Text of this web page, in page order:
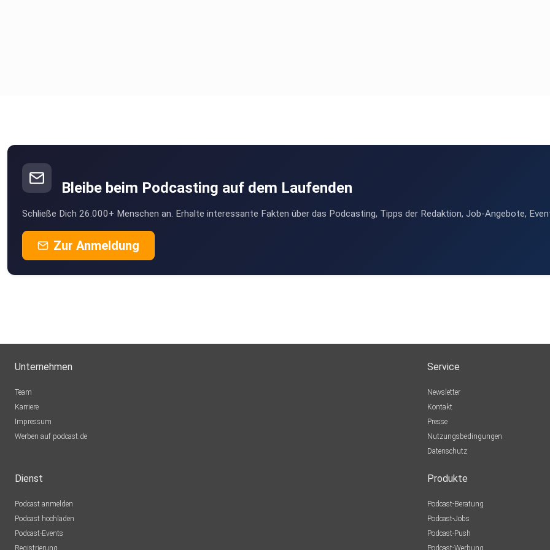
Bleibe beim Podcasting auf dem Laufenden
Schließe Dich 26.000+ Menschen an. Erhalte interessante Fakten über das Podcasting, Tipps der Redaktion, Job-Angebote,
Zur Anmeldung
Unternehmen
Team
Karriere
Impressum
Werben auf podcast.de
Service
Newsletter
Kontakt
Presse
Nutzungsbedingungen
Datenschutz
Dienst
Podcast anmelden
Podcast hochladen
Podcast-Events
Registrierung
Produkte
Podcast-Beratung
Podcast-Jobs
Podcast-Push
Podcast-Werbung